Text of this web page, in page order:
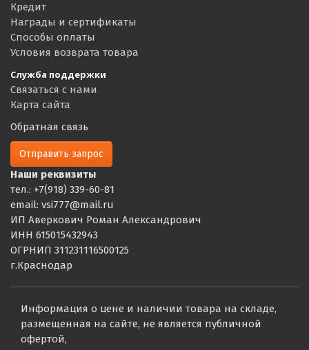
Кредит
Награды и сертификаты
Способы оплаты
Условия возврата товара
Служба поддержки
Связаться с нами
Карта сайта
Обратная связь
Отправить запрос
Наши реквизиты
тел.: +7(918) 339-60-81
email: vsi777@mail.ru
ИП Аверкович Роман Александрович
ИНН 615015432943
ОГРНИП 311231116500125
г.Краснодар
Информация о цене и наличии товара на складе,
размещенная на сайте, не является публичной
офертой,